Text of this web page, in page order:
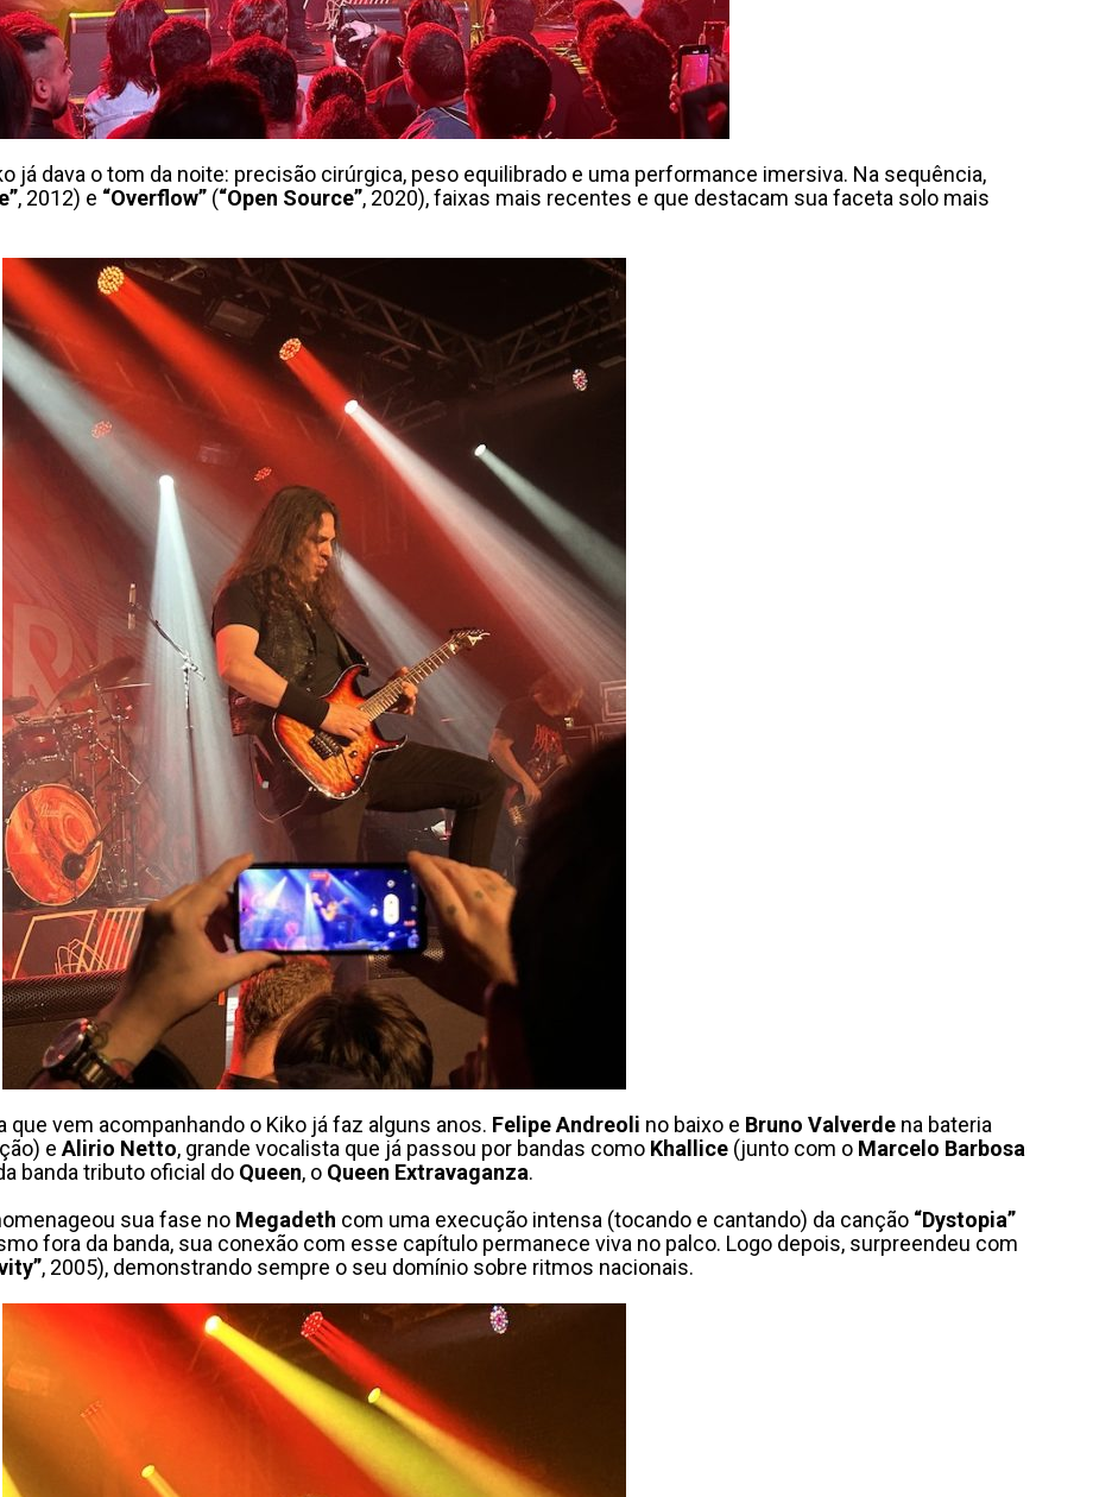
já dava o tom da noite: precisão cirúrgica, peso equilibrado e uma performance imersiva. Na sequência,
, 2012) e “Overflow” (“Open Source”, 2020), faixas mais recentes e que destacam sua faceta solo mais
vem acompanhando o Kiko já faz alguns anos. Felipe Andreoli no baixo e Bruno Valverde na bateria
e Alirio Netto, grande vocalista que já passou por bandas como Khallice (junto com o Marcelo Barbosa
banda tributo oficial do Queen, o Queen Extravaganza.
sua fase no Megadeth com uma execução intensa (tocando e cantando) da canção “Dystopia”
fora da banda, sua conexão com esse capítulo permanece viva no palco. Logo depois, surpreendeu com
, 2005), demonstrando sempre o seu domínio sobre ritmos nacionais.